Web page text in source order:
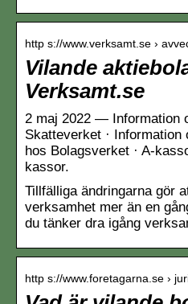
http s://www.verksamt.se ›
Vilande
Verksamt.se
2 maj 2022 — Information
Skatteverket · Information
hos Bolagsverket · A-
kassor.
Tillfälliga ändringarna gör
verksamhet mer än en
du tänker dra igång
http s://www.foretagarna.se ›